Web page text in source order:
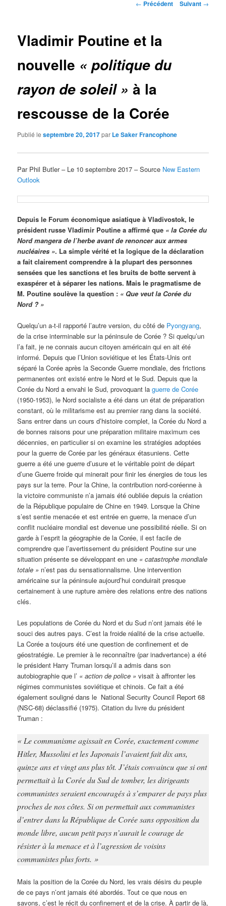
Navigation
← Précédent Suivant →
Vladimir Poutine et la
nouvelle « politique du
rayon de soleil » à la
rescousse de la Corée
Publié leseptembre 20, 2017par Le Saker Francophone
Par Phil Butler – Le 10 septembre 2017 – Source New Eastern
Outlook
Depuis le Forum économique asiatique à Vladivostok, le
président russe Vladimir Poutine a affirmé que « la Corée du
Nord mangera de l’herbe avant de renoncer aux armes
nucléaires ». La simple vérité et la logique de la déclaration
a fait clairement comprendre à la plupart des personnes
sensées que les sanctions et les bruits de botte servent à
exaspérer et à séparer les nations. Mais le pragmatisme de
M. Poutine soulève la question : « Que veut la Corée du
Nord ? »
Quelqu’un a-t-il rapporté l’autre version, du côté de Pyongyang,
de la crise interminable sur la péninsule de Corée ? Si quelqu’un
l’a fait, je ne connais aucun citoyen américain qui en ait été
informé. Depuis que l’Union soviétique et les États-Unis ont
séparé la Corée après la Seconde Guerre mondiale, des frictions
permanentes ont existé entre le Nord et le Sud. Depuis que la
Corée du Nord a envahi le Sud, provoquant laguerre de Corée
(1950-1953), le Nord socialiste a été dans un état de préparation
constant, où le militarisme est au premier rang dans la société.
Sans entrer dans un cours d’histoire complet, la Corée du Nord a
de bonnes raisons pour une préparation militaire maximum ces
décennies, en particulier si on examine les stratégies adoptées
pour la guerre de Corée par les généraux étasuniens. Cette
guerre a été une guerre d’usure et le véritable point de départ
d’une Guerre froide qui minerait pour finir les énergies de tous les
pays sur la terre. Pour la Chine, la contribution nord-coréenne à
la victoire communiste n’a jamais été oubliée depuis la création
de la République populaire de Chine en 1949. Lorsque la Chine
s’est sentie menacée et est entrée en guerre, la menace d’un
conflit nucléaire mondial est devenue une possibilité réelle. Si on
garde à l’esprit la géographie de la Corée, il est facile de
comprendre que l’avertissement du président Poutine sur une
situation présente se développant en une « catastrophe mondiale
totale » n’est pas du sensationnalisme. Une intervention
américaine sur la péninsule aujourd’hui conduirait presque
certainement à une rupture amère des relations entre des nations
clés.
Les populations de Corée du Nord et du Sud n’ont jamais été le
souci des autres pays. C’est la froide réalité de la crise actuelle.
La Corée a toujours été une question de confinement et de
géostratégie. Le premier à le reconnaître (par inadvertance) a été
le président Harry Truman lorsqu’il a admis dans son
autobiographie que l’ « action de police » visait à affronter les
régimes communistes soviétique et chinois. Ce fait a été
également souligné dans le National Security Council Report 68
(NSC-68) déclassifié (1975). Citation du livre du président
Truman :
« Le communisme agissait en Corée, exactement comme
Hitler, Mussolini et les Japonais l’avaient fait dix ans,
quinze ans et vingt ans plus tôt. J’étais convaincu que si ont
permettait à la Corée du Sud de tomber, les dirigeants
communistes seraient encouragés à s’emparer de pays plus
proches de nos côtes. Si on permettait aux communistes
d’entrer dans la République de Corée sans opposition du
monde libre, aucun petit pays n’aurait le courage de
résister à la menace et à l’agression de voisins
communistes plus forts. »
Mais la position de la Corée du Nord, les vrais désirs du peuple
de ce pays n’ont jamais été abordés. Tout ce que nous en
savons, c’est le récit du confinement et de la crise. À partir de là,